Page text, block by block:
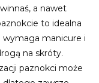
a nawet
to idealna
wymaga manicure i
na skróty.
paznokci może